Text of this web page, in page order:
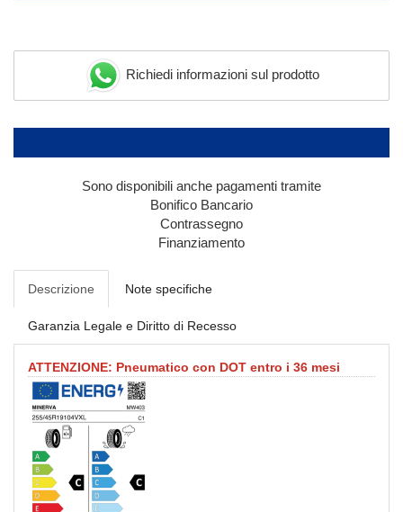
Richiedi informazioni sul prodotto
Sono disponibili anche pagamenti tramite
Bonifico Bancario
Contrassegno
Finanziamento
Descrizione Note specifiche
Garanzia Legale e Diritto di Recesso
ATTENZIONE: Pneumatico con DOT entro i 36 mesi